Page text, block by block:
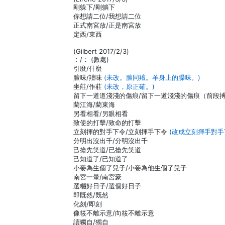
剛躲下/剛躺下
你想請二位/我想請二位
正式南宮放/正是南宮放
定西/東西
(Gilbert 2017/2/3)
︰/： (數處)
引麼/什麼
膻味/羶味 (未改。膻同羶。羊身上的臊味。)
坐莊/作莊 (未改，原正確。)
留下一道道淺淺的傷痕/留下一道淺淺的傷痕（前段
藺江海/藺東海
另看相看/另眼相看
致使的打擊/致命的打擊
立刻揮的對手下令/立刻揮手下令 (改成立刻揮手對
分明出沒出千/分明沒出千
己搶先笑道/已搶先笑道
己知道了/已知道了
小妾為生個了兒子/小妾為他生個了兒子
南宮一暈/南宮豪
選糰好日子/選個好日子
即既然/既然
化刻/即刻
像筱不離示意/向筱不離示意
讀獨自/獨自